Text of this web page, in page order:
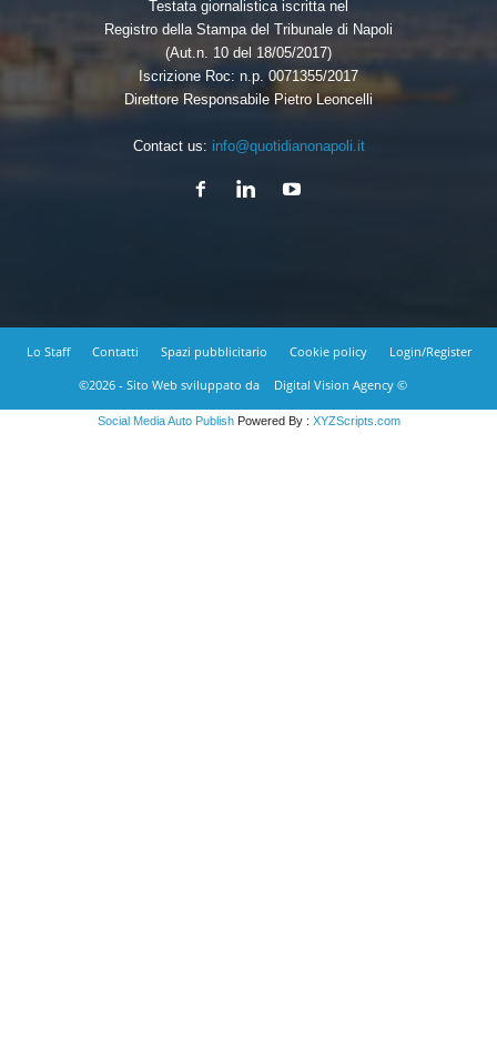
Testata giornalistica iscritta nel
Registro della Stampa del Tribunale di Napoli
(Aut.n. 10 del 18/05/2017)
Iscrizione Roc: n.p. 0071355/2017
Direttore Responsabile Pietro Leoncelli
Contact us: info@quotidianonapoli.it
Lo Staff Contatti Spazi pubblicitario Cookie policy
Login/Register
©2026 - Sito Web sviluppato da
Digital Vision Agency ©
Social Media Auto PublishPowered By : XYZScripts.com